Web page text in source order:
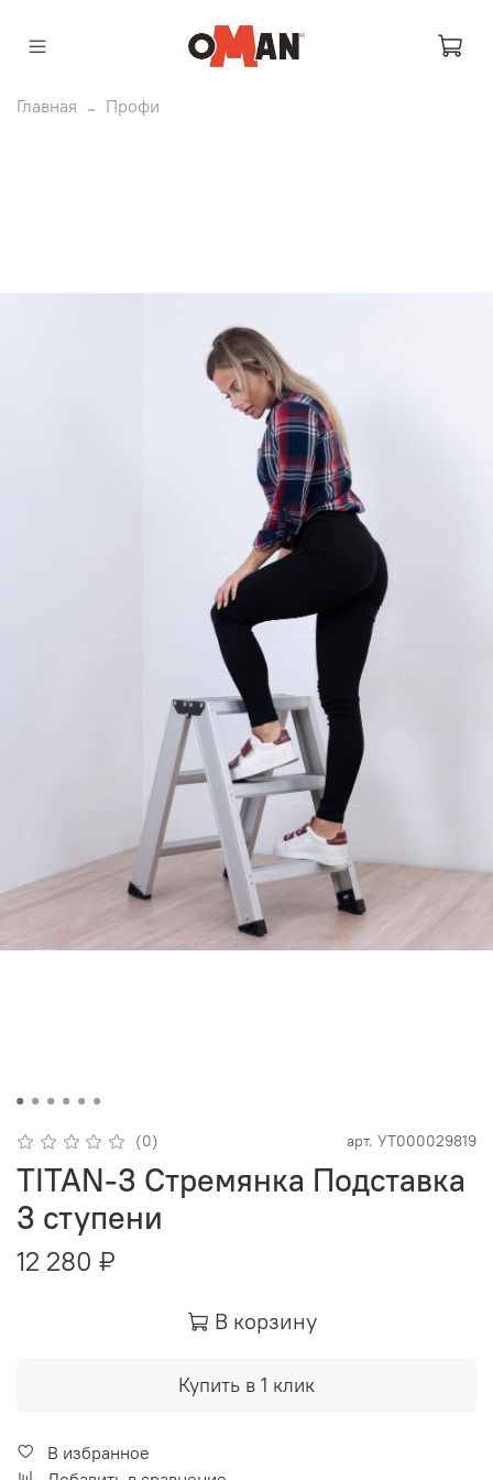
Главная Профи
(0) арт. УТ000029819
TITAN-3 Стремянка Подставка
3 ступени
12 280 ₽
В корзину
Купить в 1 клик
В избранное